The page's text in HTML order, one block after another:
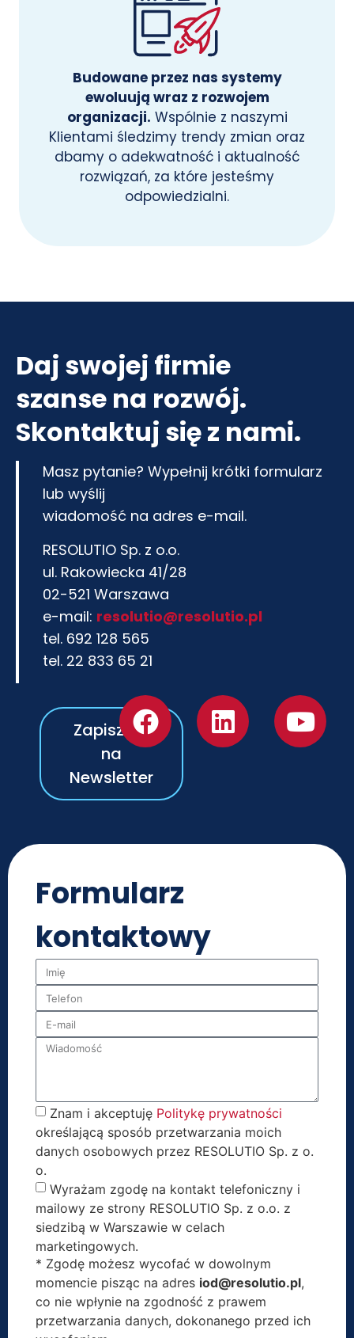
Budowane przez nas systemy
ewoluują wraz z rozwojem
organizacji. Wspólnie z naszymi
Klientami śledzimy trendy zmian oraz
dbamy o adekwatność i aktualność
rozwiązań, za które jesteśmy
odpowiedzialni.
Daj swojej firmie
szanse na rozwój.
Skontaktuj się z nami.
Masz pytanie? Wypełnij krótki formularz
lub wyślij
wiadomość na adres e-mail.
RESOLUTIO Sp. z o.o.
ul. Rakowiecka 41/28
02-521 Warszawa
e-mail: resolutio@resolutio.pl
tel. 692 128 565
tel. 22 833 65 21
Zapisz się
na
Newsletter
Formularz
kontaktowy
Znam i akceptuję Politykę prywatności
określającą sposób przetwarzania moich
danych osobowych przez RESOLUTIO Sp. z o.
o.
Wyrażam zgodę na kontakt telefoniczny i
mailowy ze strony RESOLUTIO Sp. z o.o. z
siedzibą w Warszawie w celach
marketingowych.
* Zgodę możesz wycofać w dowolnym
momencie pisząc na adres iod@resolutio.pl,
co nie wpłynie na zgodność z prawem
przetwarzania danych, dokonanego przed ich